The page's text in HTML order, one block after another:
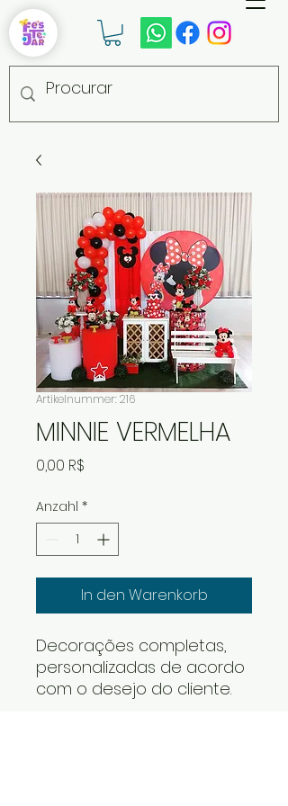
Artikelnummer: 216
MINNIE VERMELHA
0,00 R$
Anzahl *
In den Warenkorb
Decorações completas,
personalizadas de acordo
com o desejo do cliente.